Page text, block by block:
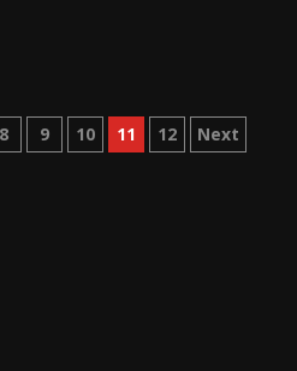
8 9 10 11 12 Next